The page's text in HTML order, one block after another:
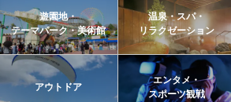
遊園地・
テーマパーク・美術館
温泉・スパ・
リラクゼーション
アウトドア
エンタメ・
スポーツ観戦